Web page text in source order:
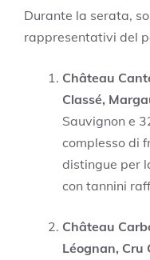
Durante la serata,
rappresentativi del
Château
Classé,
Sauvignon e
complesso di
distingue per
con tannini
Château
Léognan, Cru